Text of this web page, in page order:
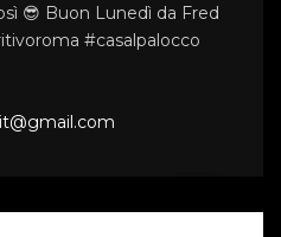
😎 Buon Lunedì da Fred
#casalpalocco